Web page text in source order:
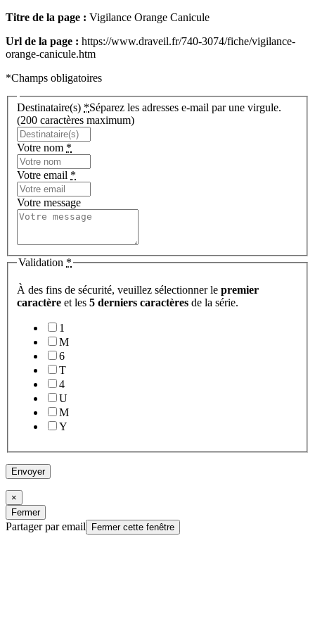
Titre de la page : Vigilance Orange Canicule
Url de la page : https://www.draveil.fr/740-3074/fiche/vigilance-
orange-canicule.htm
*Champs obligatoires
Destinataire(s) *Séparez les adresses e-mail par une virgule.
(200 caractères maximum)
Votre nom *
Votre email *
Votre message
Validation *
À des fins de sécurité, veuillez sélectionner le premier
caractère et les 5 derniers caractères de la série.
1
M
6
T
4
U
M
Y
Envoyer
×
Fermer
Partager par email Fermer cette fenêtre